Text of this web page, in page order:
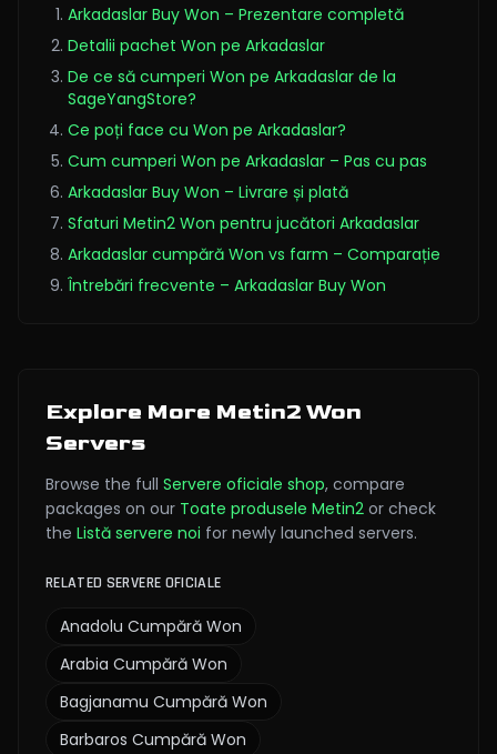
Arkadaslar Buy Won – Prezentare completă
Detalii pachet Won pe Arkadaslar
De ce să cumperi Won pe Arkadaslar de la
SageYangStore?
Ce poți face cu Won pe Arkadaslar?
Cum cumperi Won pe Arkadaslar – Pas cu pas
Arkadaslar Buy Won – Livrare și plată
Sfaturi Metin2 Won pentru jucători Arkadaslar
Arkadaslar cumpără Won vs farm – Comparație
Întrebări frecvente – Arkadaslar Buy Won
Explore More Metin2 Won
Servers
Browse the full Servere oficiale shop, compare
packages on our Toate produsele Metin2 or check
the Listă servere noi for newly launched servers.
RELATED SERVERE OFICIALE
Anadolu Cumpără Won
Arabia Cumpără Won
Bagjanamu Cumpără Won
Barbaros Cumpără Won